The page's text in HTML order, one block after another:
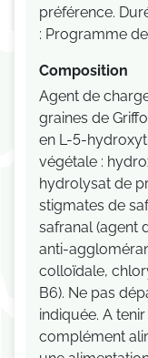
préférence.
: Programme
Composition
Agent de
graines de
en L-5-
végétale :
hydrolysat de
stigmates de
safranal (agent
anti-
colloïdale,
B6). Ne pas
indiquée. A
complément